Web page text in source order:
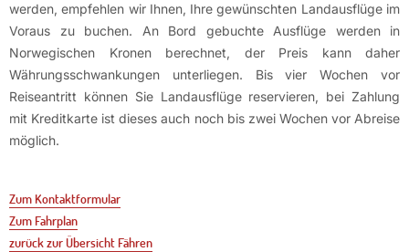
werden, empfehlen wir Ihnen, Ihre gewünschten Landausflüge im
Voraus zu buchen. An Bord gebuchte Ausflüge werden in
Norwegischen Kronen berechnet, der Preis kann daher
Währungsschwankungen unterliegen. Bis vier Wochen vor
Reiseantritt können Sie Landausflüge reservieren, bei Zahlung
mit Kreditkarte ist dieses auch noch bis zwei Wochen vor Abreise
möglich.
Zum Kontaktformular
Zum Fahrplan
zurück zur Übersicht Fähren